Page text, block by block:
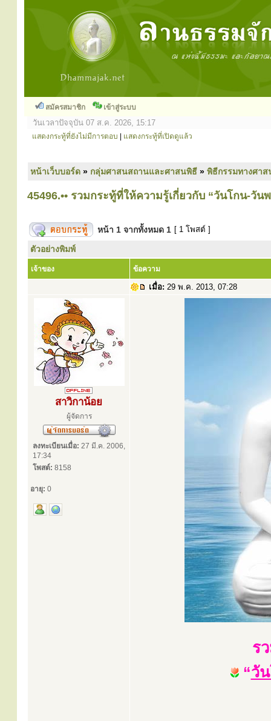
สมัครสมาชิก เข้าสู่ระบบ
วันเวลาปัจจุบัน 07 ส.ค. 2026, 15:17
แสดงกระทู้ที่ยังไม่มีการตอบ แสดงกระทู้ที่เปิดดูแล้ว
หน้าเว็บบอร์ด » กลุ่มศาสนสถานและศาสนพิธี » พิธีกรรมทางศา
45496.•• รวมกระทู้ที่ให้ความรู้เกี่ยวกับ “วันโกน-วันพ
หน้า 1 จากทั้งหมด 1 [ 1 โพสต์ ]
ตัวอย่างพิมพ์
เจ้าของ ข้อความ
เมื่อ: 29 พ.ค. 2013, 07:28
สาวิกาน้อย
ผู้จัดการ
ลงทะเบียนเมื่อ: 27 มี.ค. 2006,
17:34
โพสต์: 8158
อายุ: 0
ร
“วั